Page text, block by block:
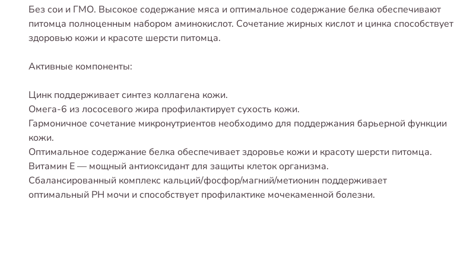
Без сои и ГМО. Высокое содержание мяса и оптимальное содержание белка обеспечивают
питомца полноценным набором аминокислот. Сочетание жирных кислот и цинка способствует
здоровью кожи и красоте шерсти питомца.
Активные компоненты:
Цинк поддерживает синтез коллагена кожи.
Омега-6 из лососевого жира профилактирует сухость кожи.
Гармоничное сочетание микронутриентов необходимо для поддержания барьерной функции
кожи.
Оптимальное содержание белка обеспечивает здоровье кожи и красоту шерсти питомца.
Витамин Е — мощный антиоксидант для защиты клеток организма.
Сбалансированный комплекс кальций/фосфор/магний/метионин поддерживает
оптимальный PH мочи и способствует профилактике мочекаменной болезни.